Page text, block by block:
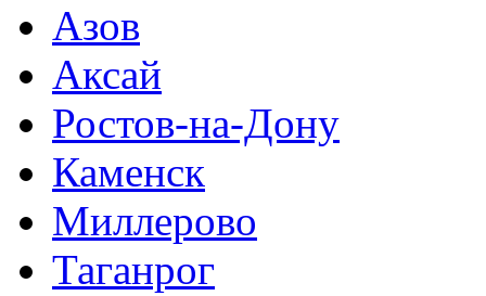
Азов
Аксай
Ростов-на-Дону
Каменск
Миллерово
Таганрог